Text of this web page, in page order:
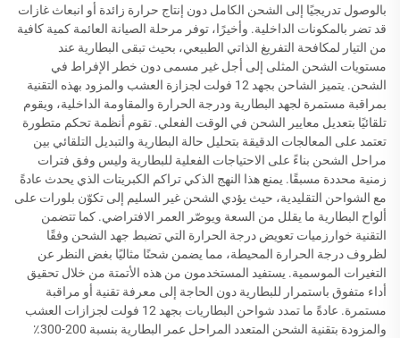
بالوصول تدريجيًا إلى الشحن الكامل دون إنتاج حرارة زائدة أو انبعاث غازات
قد تضر بالمكونات الداخلية. وأخيرًا، توفر مرحلة الصيانة العائمة كمية كافية
من التيار لمكافحة التفريغ الذاتي الطبيعي، بحيث تبقى البطارية عند
مستويات الشحن المثلى إلى أجل غير مسمى دون خطر الإفراط في
الشحن. يتميز الشاحن بجهد 12 فولت لجزازة العشب والمزود بهذه التقنية
بمراقبة مستمرة لجهد البطارية ودرجة الحرارة والمقاومة الداخلية، ويقوم
تلقائيًا بتعديل معايير الشحن في الوقت الفعلي. تقوم أنظمة تحكم متطورة
تعتمد على المعالجات الدقيقة بتحليل حالة البطارية والتبديل التلقائي بين
مراحل الشحن بناءً على الاحتياجات الفعلية للبطارية وليس وفق فترات
زمنية محددة مسبقًا. يمنع هذا النهج الذكي تراكم الكبريتات الذي يحدث عادةً
مع الشواحن التقليدية، حيث يؤدي الشحن غير السليم إلى تكوّن بلورات على
ألواح البطارية ما يقلل من السعة ويوصّر العمر الافتراضي. كما تتضمن
التقنية خوارزميات تعويض درجة الحرارة التي تضبط جهد الشحن وفقًا
لظروف درجة الحرارة المحيطة، مما يضمن شحنًا مثاليًا بغض النظر عن
التغيرات الموسمية. يستفيد المستخدمون من هذه الأتمتة من خلال تحقيق
أداء متفوق باستمرار للبطارية دون الحاجة إلى معرفة تقنية أو مراقبة
مستمرة. عادةً ما تمدد شواحن البطاريات بجهد 12 فولت لجزازات العشب
والمزودة بتقنية الشحن المتعدد المراحل عمر البطارية بنسبة 200-300٪